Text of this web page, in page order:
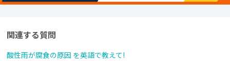
関連する質問
酸性雨が腐食の原因 を英語で教えて!